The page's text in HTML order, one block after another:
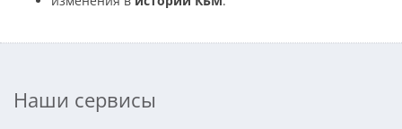
Наши сервисы